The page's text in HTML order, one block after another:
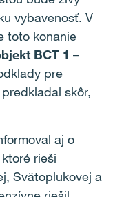
vybavenosť. V
toto konanie
BCT 1 –
pre
skôr,
aj o
rieši
Svätoplukovej a